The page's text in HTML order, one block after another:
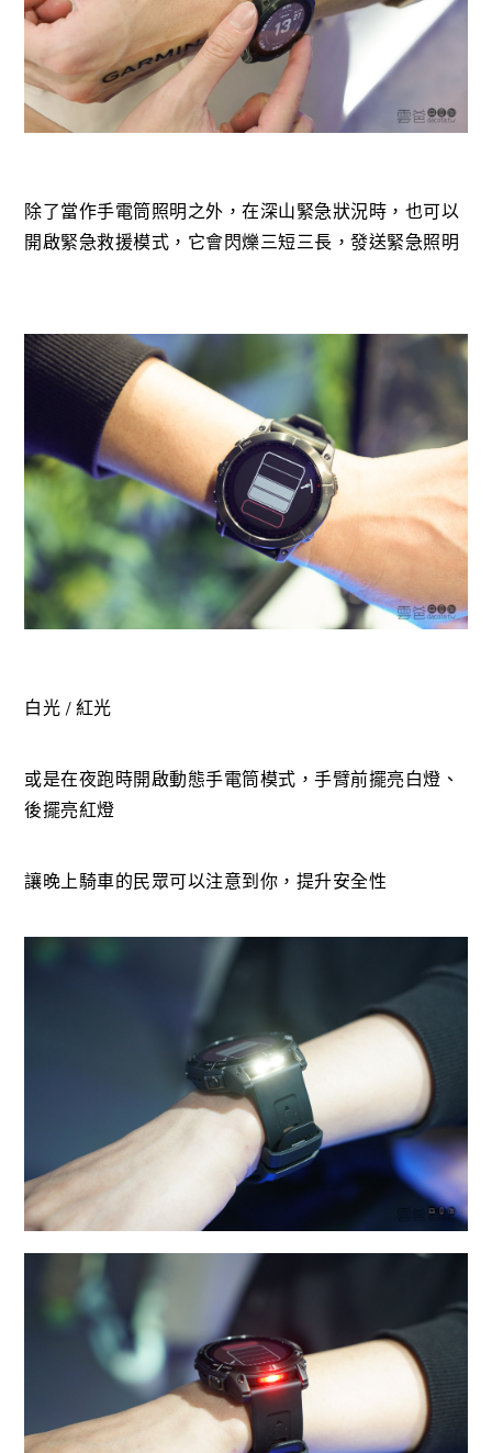
除了當作手電筒照明之外，在深山緊急狀況時，也可以
開啟緊急救援模式，它會閃爍三短三長，發送緊急照明
白光 / 紅光
或是在夜跑時開啟動態手電筒模式，手臂前擺亮白燈、
後擺亮紅燈
讓晚上騎車的民眾可以注意到你，提升安全性